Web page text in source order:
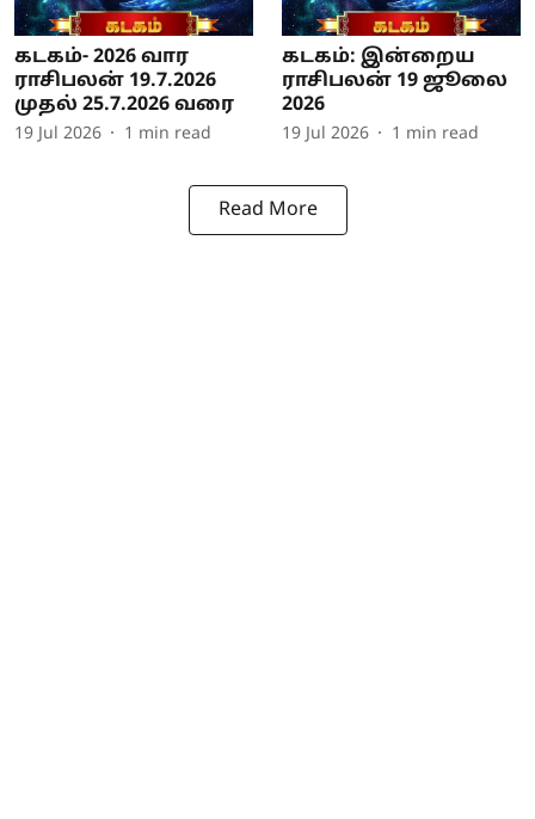
கடகம்- 2026 வார
ராசிபலன் 19.7.2026
முதல் 25.7.2026 வரை
19 Jul 2026 1 min read
கடகம்: இன்றைய
ராசிபலன் 19 ஜூலை
2026
19 Jul 2026 1 min read
Read More